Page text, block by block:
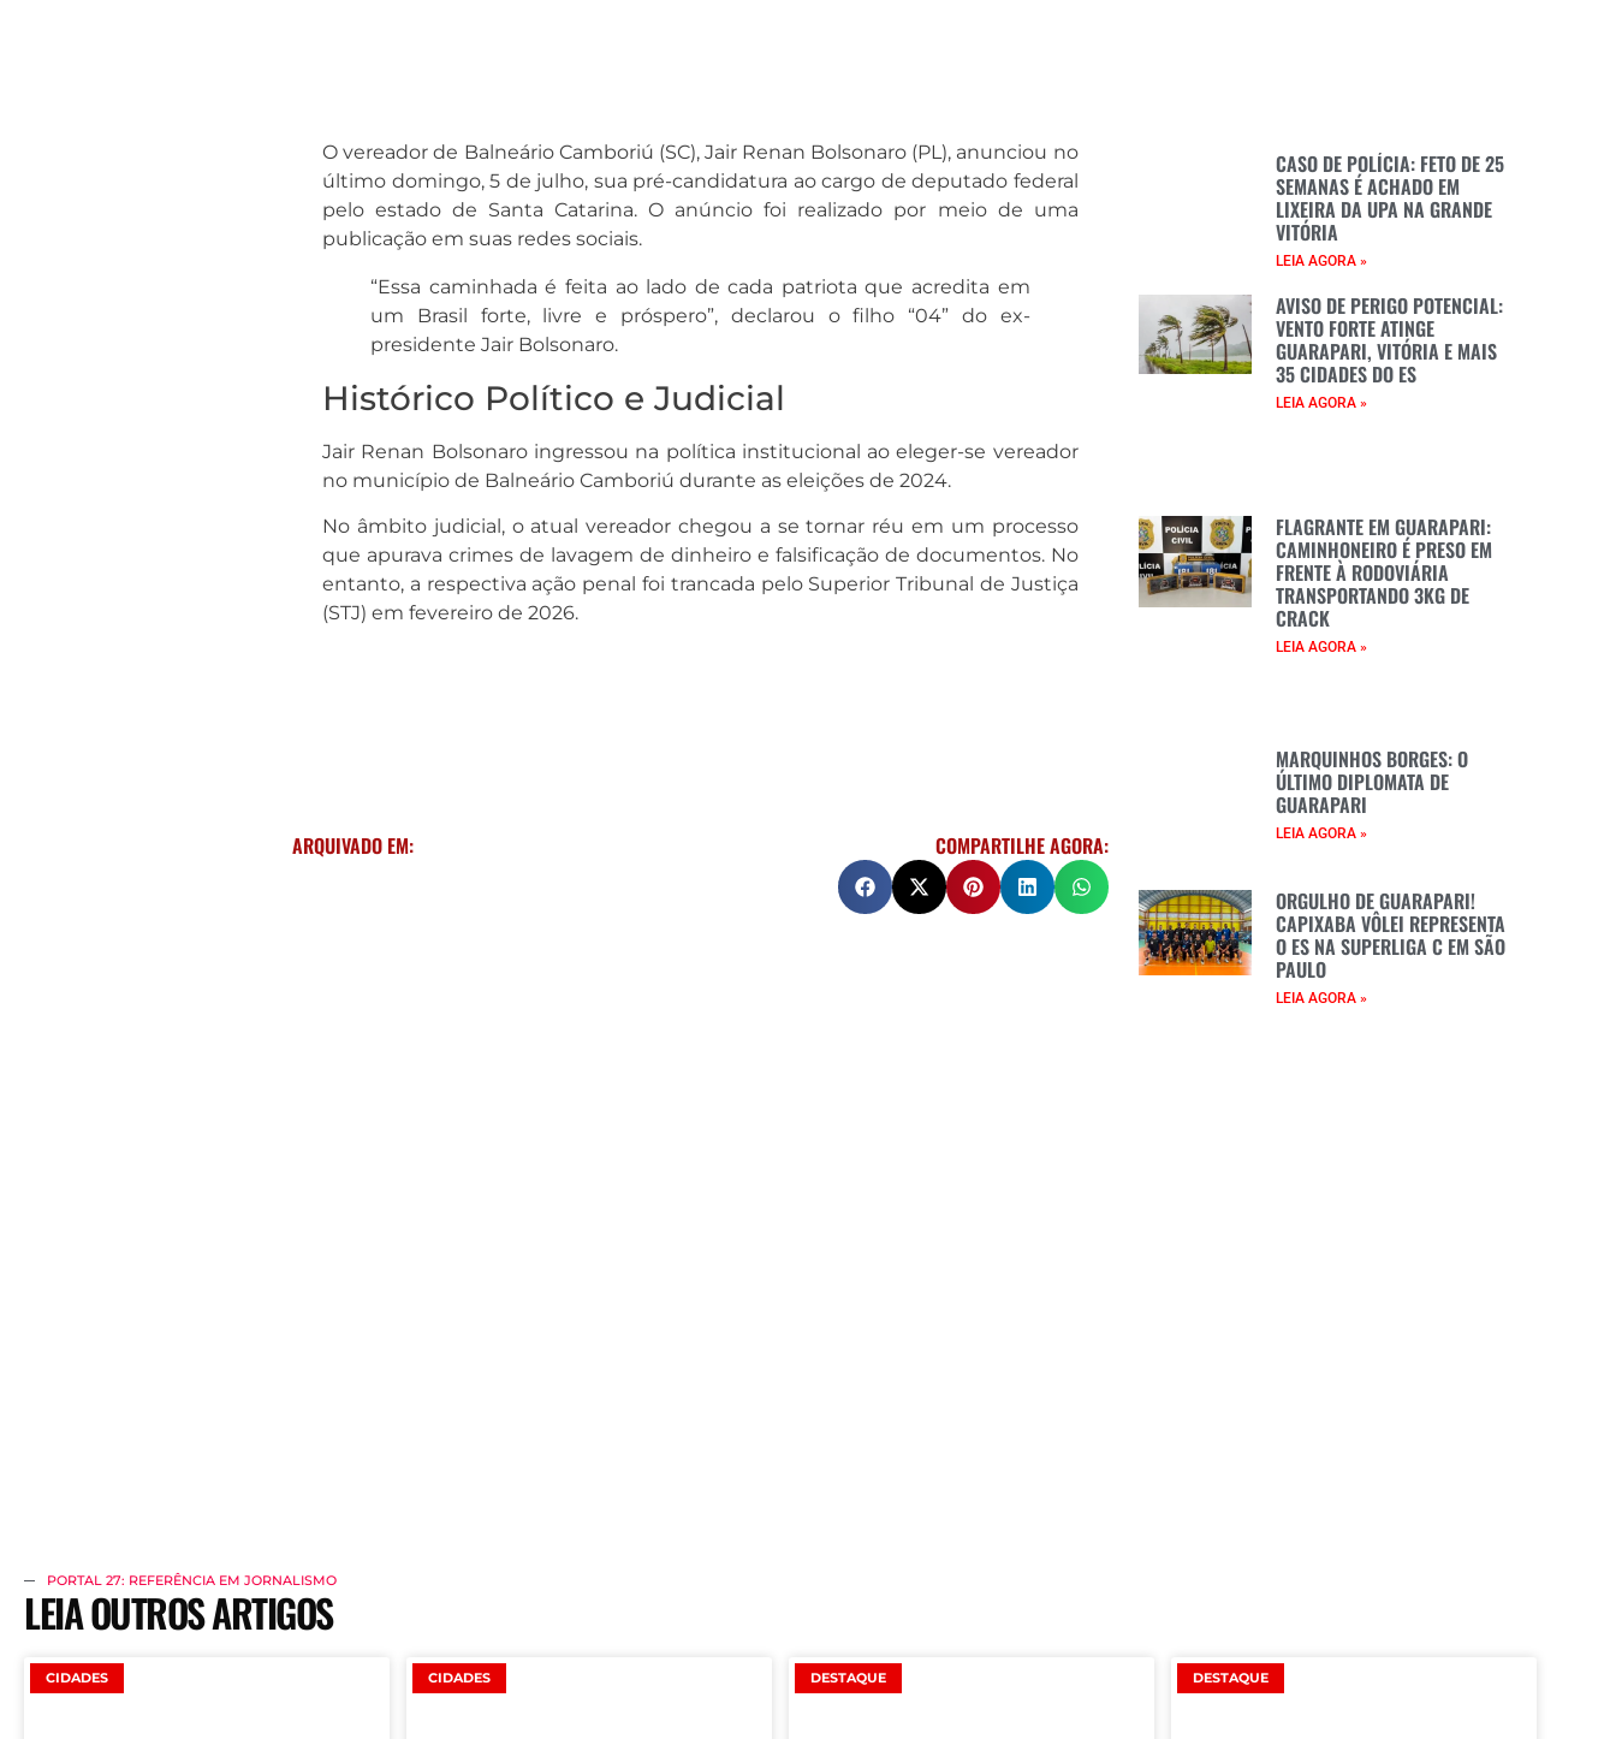
O vereador de Balneário Camboriú (SC), Jair Renan Bolsonaro (PL), anunciou no
último domingo, 5 de julho, sua pré-candidatura ao cargo de deputado federal
pelo estado de Santa Catarina. O anúncio foi realizado por meio de uma
publicação em suas redes sociais.
“Essa caminhada é feita ao lado de cada patriota que acredita em
um Brasil forte, livre e próspero”, declarou o filho “04” do ex-
presidente Jair Bolsonaro.
Histórico Político e Judicial
Jair Renan Bolsonaro ingressou na política institucional ao eleger-se vereador
no município de Balneário Camboriú durante as eleições de 2024.
No âmbito judicial, o atual vereador chegou a se tornar réu em um processo
que apurava crimes de lavagem de dinheiro e falsificação de documentos. No
entanto, a respectiva ação penal foi trancada pelo Superior Tribunal de Justiça
(STJ) em fevereiro de 2026.
ARQUIVADO EM: COMPARTILHE AGORA:
CASO DE POLÍCIA: FETO DE 25
SEMANAS É ACHADO EM
LIXEIRA DA UPA NA GRANDE
VITÓRIA
LEIA AGORA »
AVISO DE PERIGO POTENCIAL:
VENTO FORTE ATINGE
GUARAPARI, VITÓRIA E MAIS
35 CIDADES DO ES
LEIA AGORA »
FLAGRANTE EM GUARAPARI:
CAMINHONEIRO É PRESO EM
FRENTE À RODOVIÁRIA
TRANSPORTANDO 3KG DE
CRACK
LEIA AGORA »
MARQUINHOS BORGES: O
ÚLTIMO DIPLOMATA DE
GUARAPARI
LEIA AGORA »
ORGULHO DE GUARAPARI!
CAPIXABA VÔLEI REPRESENTA
O ES NA SUPERLIGA C EM SÃO
PAULO
LEIA AGORA »
PORTAL 27: REFERÊNCIA EM JORNALISMO
LEIA OUTROS ARTIGOS
CIDADES CIDADES DESTAQUE DESTAQUE